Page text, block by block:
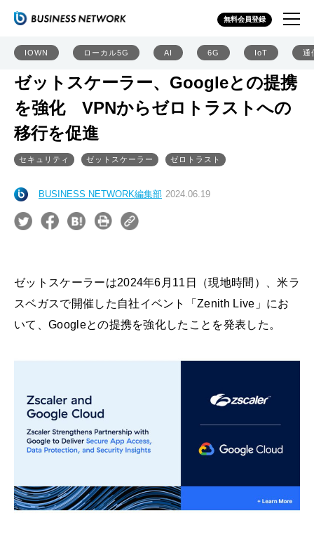
無料会員登録
IOWN ローカル5G AI 6G IoT 通
ゼットスケーラー、Googleとの提携
を強化 VPNからゼロトラストへの
移行を促進
セキュリティ ゼットスケーラー ゼロトラスト
BUSINESS NETWORK編集部 2024.06.19
ゼットスケーラーは2024年6月11日（現地時間）、米ラ
スベガスで開催した自社イベント「Zenith Live」にお
いて、Googleとの提携を強化したことを発表した。